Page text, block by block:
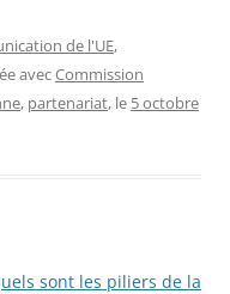
de l'UE,
avecCommission
, partenariat, le 5 octobre
sont les piliers de la